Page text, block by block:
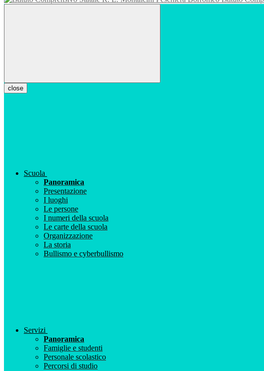
close
Scuola
Panoramica
Presentazione
I luoghi
Le persone
I numeri della scuola
Le carte della scuola
Organizzazione
La storia
Bullismo e cyberbullismo
Servizi
Panoramica
Famiglie e studenti
Personale scolastico
Percorsi di studio